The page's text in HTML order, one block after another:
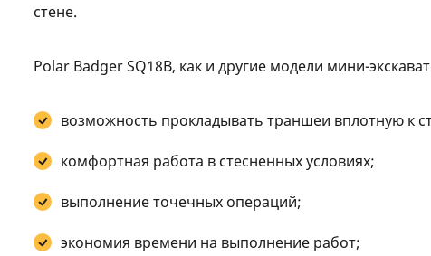
стене.
Polar Badger SQ18B, как и другие модели мини-
возможность прокладывать траншеи вплотную к
комфортная работа в стесненных условиях;
выполнение точечных операций;
экономия времени на выполнение работ;